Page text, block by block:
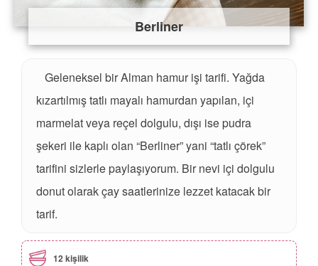
Berliner
Geleneksel bir Alman hamur işi tarifi. Yağda
kızartılmış tatlı mayalı hamurdan yapılan, içi
marmelat veya reçel dolgulu, dışı ise pudra
şekeri ile kaplı olan “Berliner” yani “tatlı çörek”
tarifini sizlerle paylaşıyorum. Bir nevi içi dolgulu
donut olarak çay saatlerinize lezzet katacak bir
tarif.
12 kişilik